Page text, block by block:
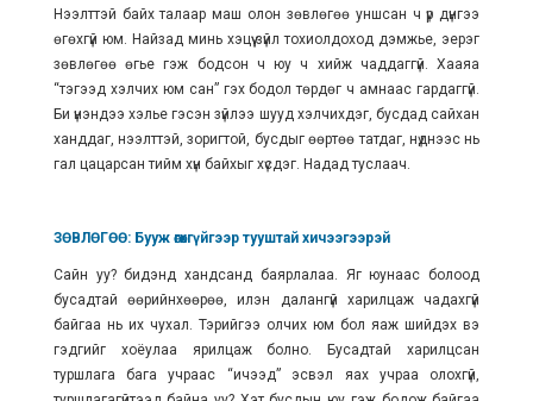
Нээлттэй байх талаар маш олон зөвлөгөө уншсан ч үр дүнгээ
өгөхгүй юм. Найзад минь хэцүү зүйл тохиолдоход дэмжье, эерэг
зөвлөгөө өгье гэж бодсон ч юу ч хийж чаддаггүй. Хааяа
“тэгээд хэлчих юм сан” гэх бодол төрдөг ч амнаас гардаггүй.
Би үнэндээ хэлье гэсэн зүйлээ шууд хэлчихдэг, бусдад сайхан
ханддаг, нээлттэй, зоригтой, бусдыг өөртөө татдаг, нүднээс нь
гал цацарсан тийм хүн байхыг хүсдэг. Надад туслаач.
ЗӨВЛӨГӨӨ: Бууж өгөхгүйгээр тууштай хичээгээрэй
Сайн уу? бидэнд хандсанд баярлалаа. Яг юунаас болоод
бусадтай өөрийнхөөрөө, илэн далангүй харилцаж чадахгүй
байгаа нь их чухал. Тэрийгээ олчих юм бол яаж шийдэх вэ
гэдгийг хоёулаа ярилцаж болно. Бусадтай харилцсан
туршлага бага учраас “ичээд” эсвэл яах учраа олохгүй,